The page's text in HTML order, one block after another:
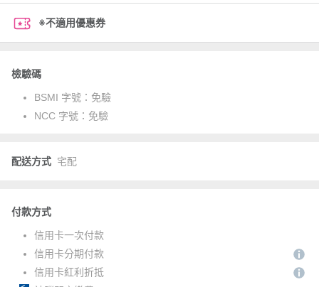
※不適用優惠券
檢驗碼
BSMI 字號： 免驗
NCC 字號： 免驗
配送方式 宅配
付款方式
信用卡一次付款
信用卡分期付款
信用卡紅利折抵